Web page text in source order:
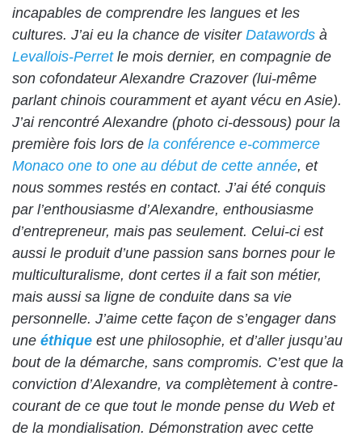
incapables de comprendre les langues et les
cultures. J’ai eu la chance de visiter Datawords à
Levallois-Perretle mois dernier, en compagnie de
son cofondateurAlexandre Crazover(lui-même
parlant chinois couramment et ayant vécu en Asie).
J’ai rencontré Alexandre (photo ci-dessous) pour la
première fois lors de la conférence e-commerce
Monaco one to one au début de cette année, et
nous sommes restés en contact. J’ai été conquis
par l’enthousiasme d’Alexandre, enthousiasme
d’entrepreneur, mais pas seulement. Celui-ci est
aussi le produit d’une passion sans bornes pour le
multiculturalisme, dont certes il a fait son métier,
mais aussi sa ligne de conduite dans sa vie
personnelle. J’aime cette façon de s’engager dans
une éthique est une philosophie, et d’aller jusqu’au
bout de la démarche, sans compromis. C’est que la
conviction d’Alexandre, va complètement à contre-
courant de ce que tout le monde pense du Web et
de la mondialisation. Démonstration avec cette